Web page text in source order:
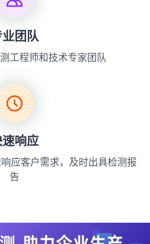
团队
工程师和技术专家团队
响应
应客户需求，及时出具检测报
告